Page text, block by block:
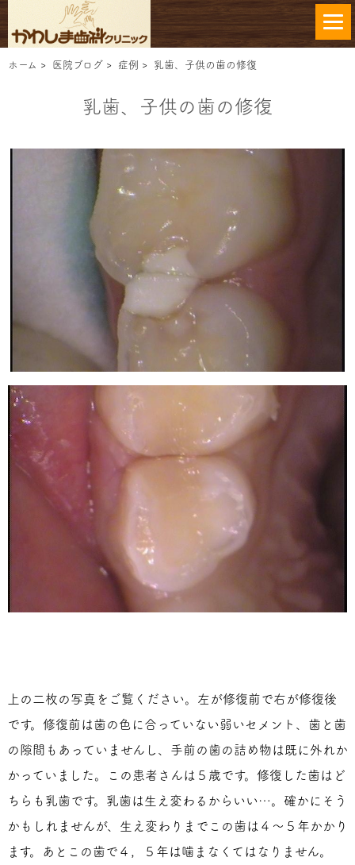
ホーム > 医院ブログ > 症例 > 乳歯、子供の歯の修復
乳歯、子供の歯の修復
上の二枚の写真をご覧ください。左が修復前で右が修復後
です。修復前は歯の色に合っていない弱いセメント、歯と歯
の隙間もあっていませんし、手前の歯の詰め物は既に外れか
かっていました。この患者さんは５歳です。修復した歯はど
ちらも乳歯です。乳歯は生え変わるからいい…。確かにそう
かもしれませんが、生え変わりまでこの歯は４～５年かかり
ます。あとこの歯で４，５年は噛まなくてはなりません。